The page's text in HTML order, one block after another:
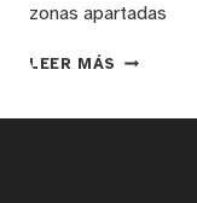
zonas apartadas
LEER MÁS